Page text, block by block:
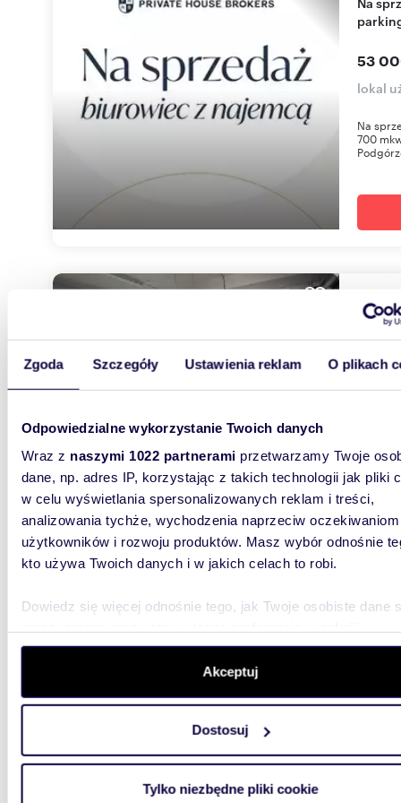
Zgoda Szczegóły Ustawienia reklam O plikach
Odpowiedzialne wykorzystanie Twoich danych
Wraz z naszymi 1022 partnerami przetwarzamy Twoje
dane, np. adres IP, korzystając z takich technologii jak pliki
w celu wyświetlania spersonalizowanych reklam i treści,
analizowania tychże, wychodzenia naprzeciw oczekiwaniom
użytkowników i rozwoju produktów. Masz wybór odnośnie
kto używa Twoich danych i w jakich celach to robi.
Dowiedz się więcej odnośnie tego, jak Twoje osobiste dane
szczegółów. W Deklaracji plików cookie możesz zmienić
wycofać swoją zgodę w dowolnej chwili.
aby oferować funkcje społecznościowe i analizować ruch w
witrynie. Informacje o tym, jak korzystasz z naszej witryny,
analitycznym. Partnerzy mogą połączyć te informacje z
Akceptuj
Dostosuj
Tylko niezbędne pliki cookie
53
lokal
Na
700
open
2
| Na
m²
lokal